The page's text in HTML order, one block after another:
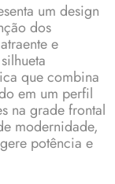
um design
dos
e
que combina
em um perfil
na grade frontal
modernidade,
potência e